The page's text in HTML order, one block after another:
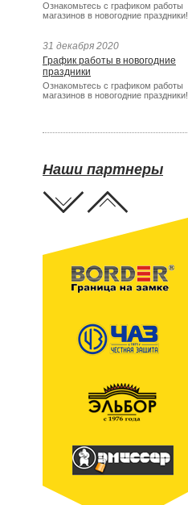
Ознакомьтесь с графиком работы
магазинов в новогодние праздники!
31 декабря 2020
График работы в новогодние
праздники
Ознакомьтесь с графиком работы
магазинов в новогодние праздники!
Наши партнеры